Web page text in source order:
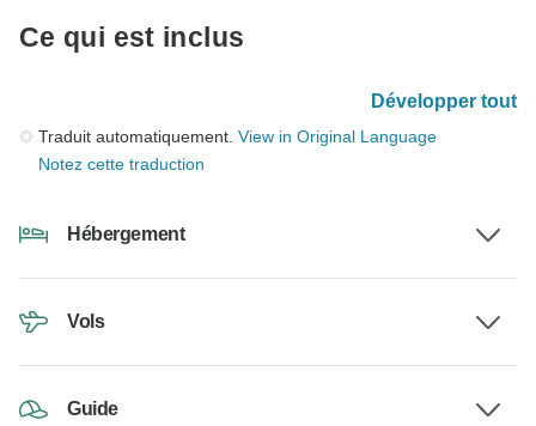
Ce qui est inclus
Développer tout
Traduit automatiquement. View in Original Language
Notez cette traduction
Hébergement
Vols
Guide